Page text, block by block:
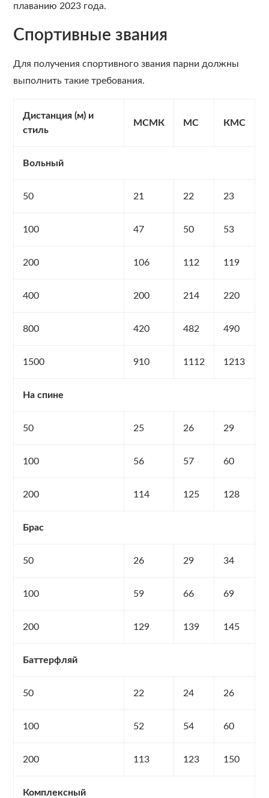
плаванию 2023 года.
Спортивные звания
Для получения спортивного звания парни должны
выполнить такие требования.
Дистанция (м) и
стиль
МСМК МС КМС
Вольный
50 21 22 23
100 47 50 53
200 106 112 119
400 200 214 220
800 420 482 490
1500 910 1112 1213
На спине
50 25 26 29
100 56 57 60
200 114 125 128
Брас
50 26 29 34
100 59 66 69
200 129 139 145
Баттерфляй
50 22 24 26
100 52 54 60
200 113 123 150
Комплексный